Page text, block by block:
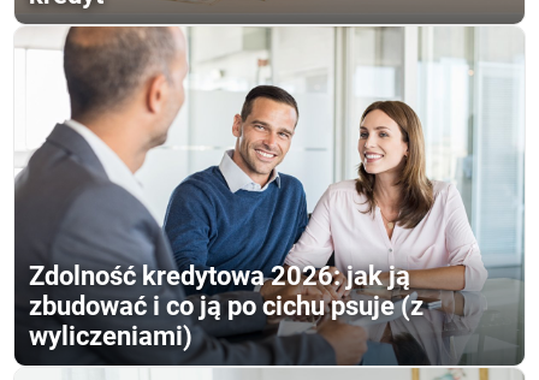
Zdolność kredytowa 2026: jak ją
zbudować i co ją po cichu psuje (z
wyliczeniami)